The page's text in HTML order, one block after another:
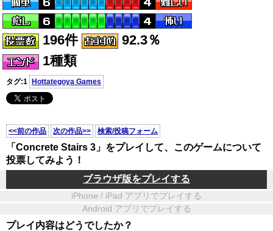
196件
92.3％
1種類
タグ:1 Hottategoya Games
<<前の作品 次の作品>> 検索/投稿フォーム
「Concrete Stairs 3」をプレイして、このゲームについて
投票してみよう！
ブラウザ版をプレイする
iPhone / iPad アプリでプレイする
Android アプリでプレイする
プレイ内容はどうでしたか？